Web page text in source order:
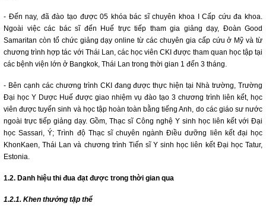
- Đến nay, đã đào tạo được 05 khóa bác sĩ chuyên khoa I Cấp cứu đa khoa.
Ngoài việc các bác sĩ đến Huế trực tiếp tham gia giảng dạy, Đoàn Good
Samaritan còn tổ chức giảng dạy online từ các chuyên gia cấp cứu ở Mỹ và từ
chương trình hợp tác với Thái Lan, các học viên CKI được tham quan học tập tại
các bệnh viện lớn ở Bangkok, Thái Lan trong thời gian 1 đến 3 tháng.
- Bên cạnh các chương trình CKI đang được thực hiện tại Nhà trường, Trường
Đại học Y Dược Huế được giao nhiệm vụ đào tạo 3 chương trình liên kết, học
viên được tuyển sinh và học tập hoàn toàn bằng tiếng Anh, do các giáo sư nước
ngoài trực tiếp giảng dạy. Gồm, Thạc sĩ Công nghệ Y sinh học liên kết với Đại
học Sassari, Ý; Trình độ Thạc sĩ chuyên ngành Điều dưỡng liên kết đại học
KhonKaen, Thái Lan và chương trình Tiến sĩ Y sinh học liên kết Đại học Tatur,
Estonia.
1.2. Danh hiệu thi đua đạt được trong thời gian qua
1.2.1. Khen thưởng tập thể